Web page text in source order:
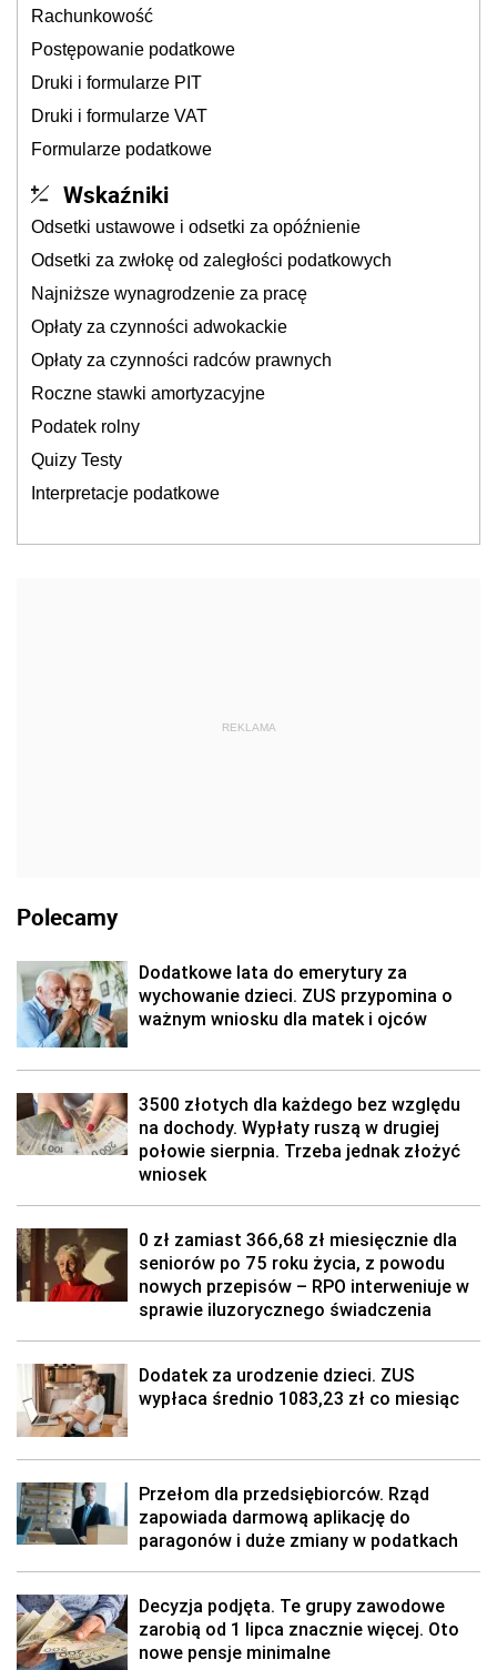
Rachunkowość
Postępowanie podatkowe
Druki i formularze PIT
Druki i formularze VAT
Formularze podatkowe
Wskaźniki
Odsetki ustawowe i odsetki za opóźnienie
Odsetki za zwłokę od zaległości podatkowych
Najniższe wynagrodzenie za pracę
Opłaty za czynności adwokackie
Opłaty za czynności radców prawnych
Roczne stawki amortyzacyjne
Podatek rolny
Quizy Testy
Interpretacje podatkowe
REKLAMA
Polecamy
Dodatkowe lata do emerytury za
wychowanie dzieci. ZUS przypomina o
ważnym wniosku dla matek i ojców
3500 złotych dla każdego bez względu
na dochody. Wypłaty ruszą w drugiej
połowie sierpnia. Trzeba jednak złożyć
wniosek
0 zł zamiast 366,68 zł miesięcznie dla
seniorów po 75 roku życia, z powodu
nowych przepisów – RPO interweniuje w
sprawie iluzorycznego świadczenia
Dodatek za urodzenie dzieci. ZUS
wypłaca średnio 1083,23 zł co miesiąc
Przełom dla przedsiębiorców. Rząd
zapowiada darmową aplikację do
paragonów i duże zmiany w podatkach
Decyzja podjęta. Te grupy zawodowe
zarobią od 1 lipca znacznie więcej. Oto
nowe pensje minimalne